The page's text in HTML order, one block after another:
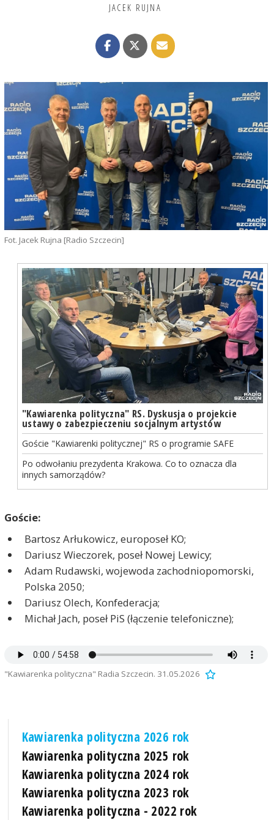
JACEK RUJNA
Fot. Jacek Rujna [Radio Szczecin]
"Kawiarenka polityczna" RS. Dyskusja o projekcie
ustawy o zabezpieczeniu socjalnym artystów
Goście "Kawiarenki politycznej" RS o programie SAFE
Po odwołaniu prezydenta Krakowa. Co to oznacza dla
innych samorządów?
Goście:
Bartosz Arłukowicz, europoseł KO;
Dariusz Wieczorek, poseł Nowej Lewicy;
Adam Rudawski, wojewoda zachodniopomorski,
Polska 2050;
Dariusz Olech, Konfederacja;
Michał Jach, poseł PiS (łączenie telefoniczne);
"Kawiarenka polityczna" Radia Szczecin. 31.05.2026
Kawiarenka polityczna 2026 rok
Kawiarenka polityczna 2025 rok
Kawiarenka polityczna 2024 rok
Kawiarenka polityczna 2023 rok
Kawiarenka polityczna - 2022 rok